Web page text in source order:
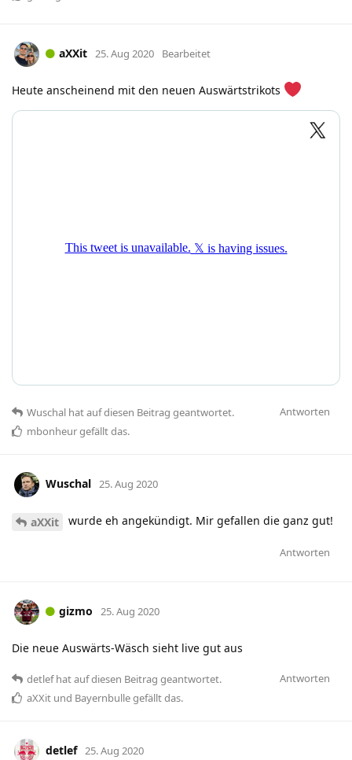
aXXit 25. Aug 2020 Bearbeitet
Heute anscheinend mit den neuen Auswärtstrikots
Antworten
Wuschal hatauf diesen Beitrag geantwortet.
mbonheurgefällt das.
Wuschal 25. Aug 2020
aXXit wurde eh angekündigt. Mir gefallen die ganz gut!
Antworten
gizmo 25. Aug 2020
Die neue Auswärts-Wäsch sieht live gut aus
Antworten
detlef hatauf diesen Beitrag geantwortet.
aXXit und Bayernbullegefällt das.
detlef 25. Aug 2020